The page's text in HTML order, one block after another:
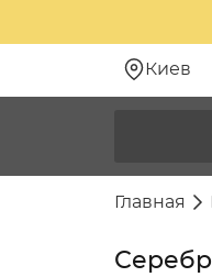
Киев
Главная